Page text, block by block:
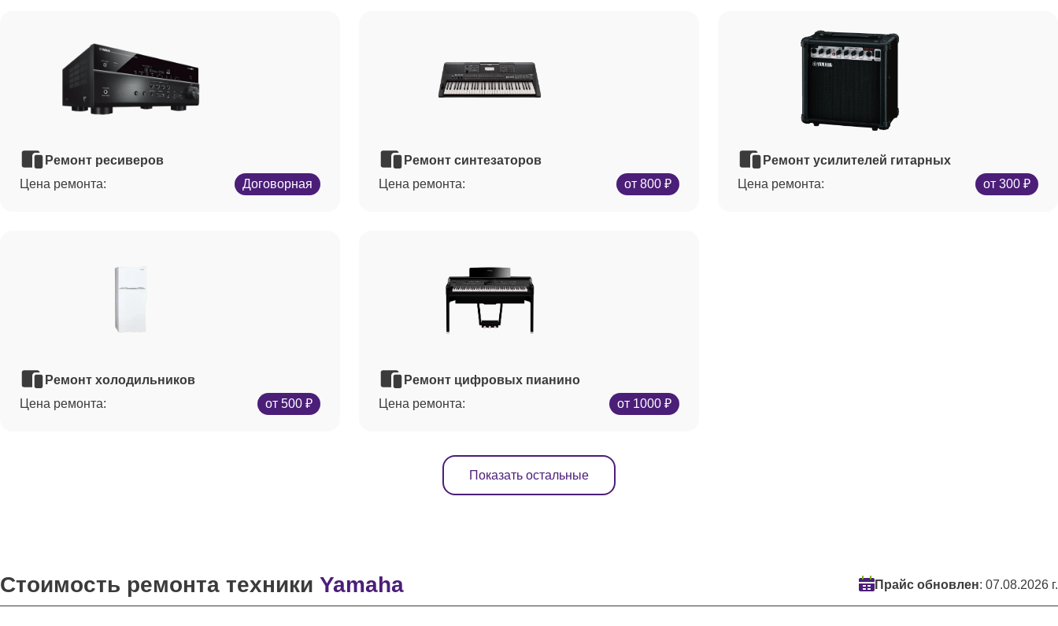
Ремонт ресиверов
Цена ремонта:
Договорная
Ремонт синтезаторов
Цена ремонта:
от 800 ₽
Ремонт усилителей гитарных
Цена ремонта:
от 300 ₽
Ремонт холодильников
Цена ремонта:
от 500 ₽
Ремонт цифровых пианино
Цена ремонта:
от 1000 ₽
Показать остальные
Стоимость ремонта техники Yamaha Прайс обновлен: 07.08.2026 г.